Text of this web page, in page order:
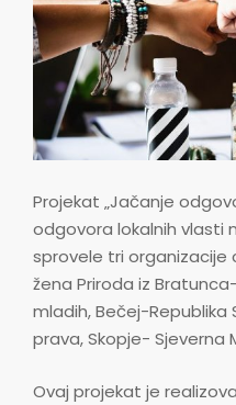
Projekat „Jačanje
odgovora lokalnih vlasti
sprovele tri organizacije
žena Priroda iz
mladih, Bečej-Republika
prava, Skopje- Sjeverna
Ovaj projekat je